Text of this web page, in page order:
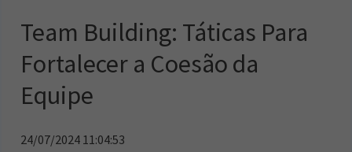
Team Building: Táticas Para
Fortalecer a Coesão da
Equipe
24/07/2024 11:04:53